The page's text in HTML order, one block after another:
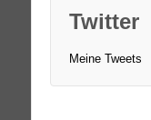
Twitter
Meine Tweets